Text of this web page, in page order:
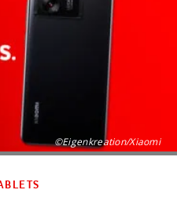
©Eigenkreation/Xiaomi